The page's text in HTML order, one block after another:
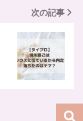
次の記事